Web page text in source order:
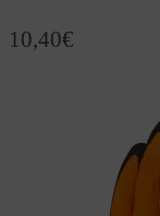
10,40€